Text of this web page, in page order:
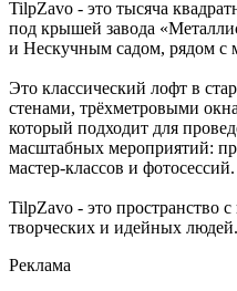
TilpZavo - это тысяча
под крышей завода
и Нескучным садом, рядом с
Это классический лофт в
стенами, трёхметровыми
который подходит для
масштабных мероприятий:
мастер-классов и фотосессий.
TilpZavo - это пространство
творческих и идейных людей.
Реклама